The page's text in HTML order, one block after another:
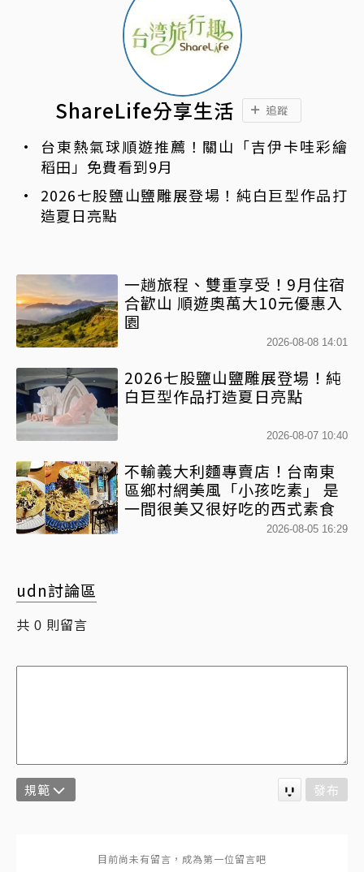
ShareLife分享生活 追蹤
台東熱氣球順遊推薦！關山「吉伊卡哇彩繪
稻田」免費看到9月
2026七股鹽山鹽雕展登場！純白巨型作品打
造夏日亮點
一趟旅程、雙重享受！9月住宿
合歡山 順遊奧萬大10元優惠入
園
2026-08-08 14:01
2026七股鹽山鹽雕展登場！純
白巨型作品打造夏日亮點
2026-08-07 10:40
不輸義大利麵專賣店！台南東
區鄉村網美風「小孩吃素」 是
一間很美又很好吃的西式素食
2026-08-05 16:29
udn討論區
共 0 則留言
規範 發布